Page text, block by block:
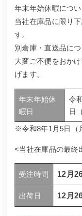
年末年始休暇につ
当社在庫品に限り
す。
別倉庫・直送品に
大変ご不便をおか
げます。
年末年始休
暇日
令
日
※令和8年1月5日（
<当社在庫品の最終
受注時間 12月
出荷日 12月